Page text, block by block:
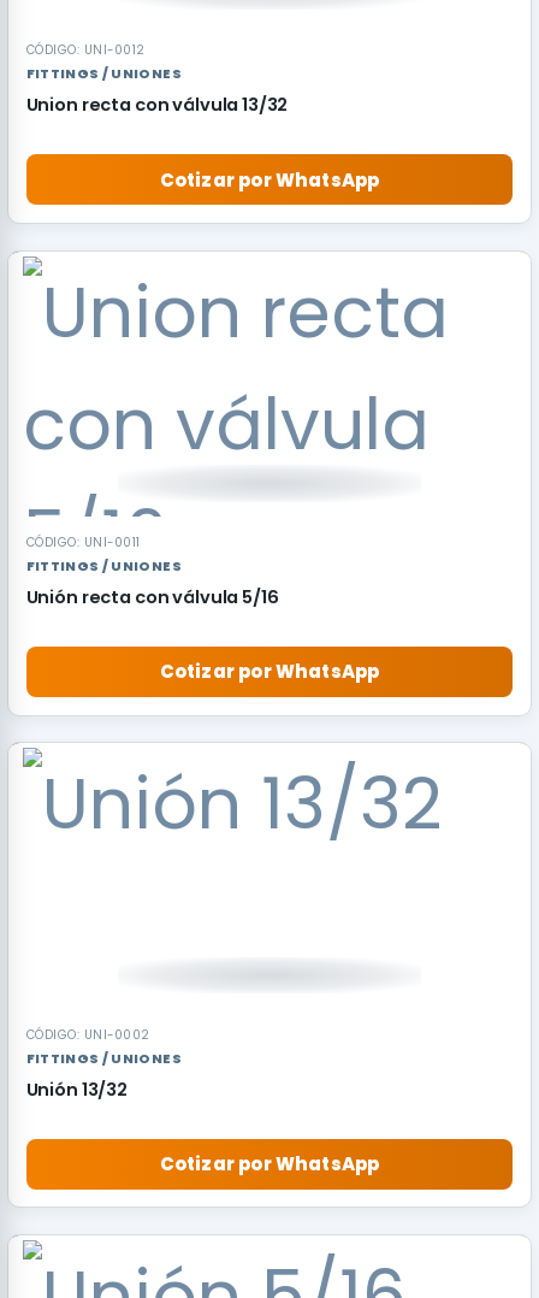
CÓDIGO: UNI-0012
FITTINGS / UNIONES
Union recta con válvula 13/32
Cotizar por WhatsApp
CÓDIGO: UNI-0011
FITTINGS / UNIONES
Unión recta con válvula 5/16
Cotizar por WhatsApp
CÓDIGO: UNI-0002
FITTINGS / UNIONES
Unión 13/32
Cotizar por WhatsApp